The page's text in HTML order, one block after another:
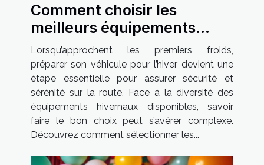
Comment choisir les
meilleurs équipements
hivernaux pour votre
véhicule ?
Lorsqu’approchent les premiers froids,
préparer son véhicule pour l’hiver devient une
étape essentielle pour assurer sécurité et
sérénité sur la route. Face à la diversité des
équipements hivernaux disponibles, savoir
faire le bon choix peut s’avérer complexe.
Découvrez comment sélectionner les...